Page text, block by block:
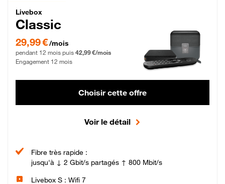
Livebox Classic Fibre
Livebox
Classic
29,99 € par mois pendant 12 mois puis 42,99 € par mois, Engagement 12 mois
29,99 €/mois
pendant 12 mois puis 42,99 €/mois
Engagement 12 mois
Choisir cette offre
Voir le détail
Fibre très rapide :
jusqu'à ↓ 2 Gbit/s partagés ↑ 800 Mbit/s
Livebox S : Wifi 7